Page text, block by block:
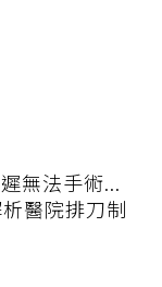
無法手術...
醫院排刀制